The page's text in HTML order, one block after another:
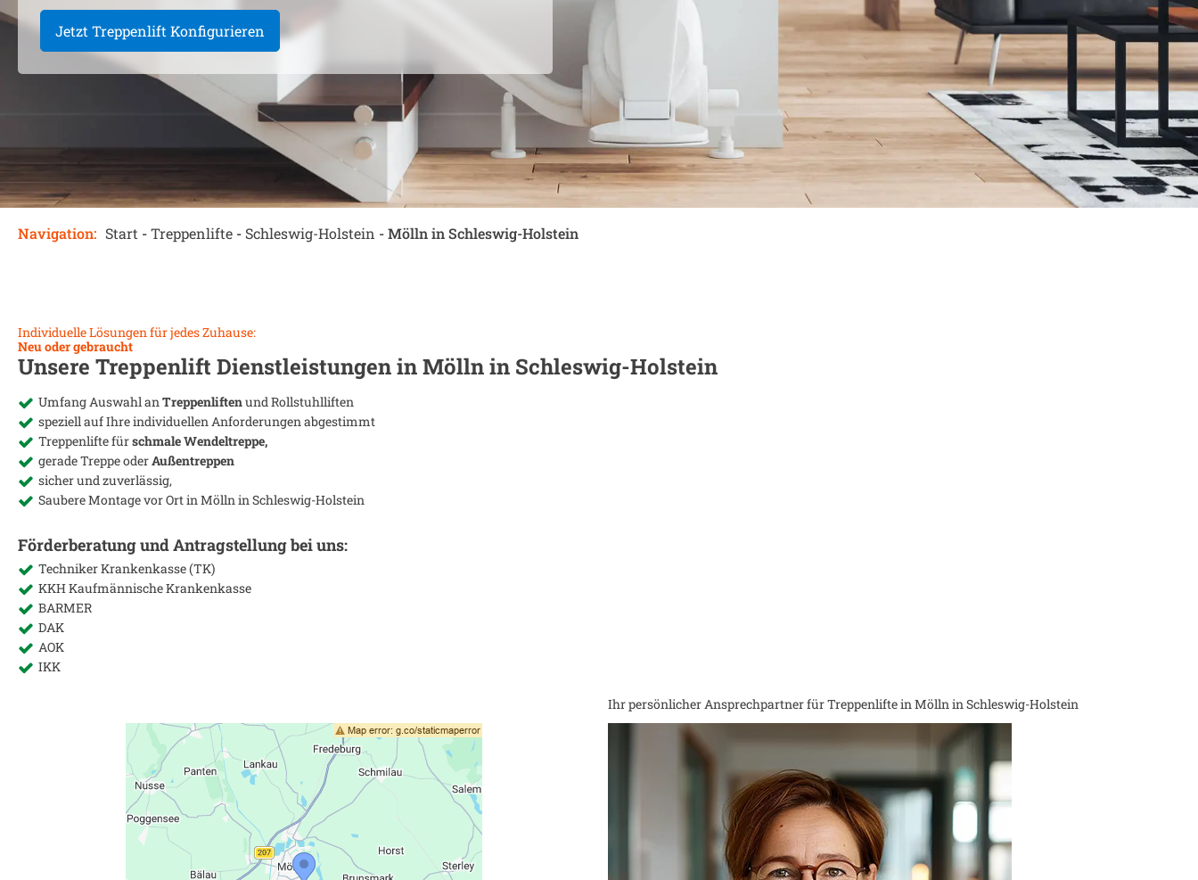
Jetzt Treppenlift Konfigurieren
Navigation: Start -Treppenlifte - Schleswig-Holstein -Mölln in Schleswig-Holstein
Individuelle Lösungen für jedes Zuhause:
Neu oder gebraucht
Unsere Treppenlift Dienstleistungen inMölln in Schleswig-Holstein
Umfang Auswahl an Treppenliftenund Rollstuhlliften
speziell auf Ihre individuellen Anforderungen abgestimmt
Treppenlifte fürschmale Wendeltreppe,
gerade Treppe oderAußentreppen
sicher und zuverlässig,
Saubere Montage vor Ort in Mölln in Schleswig-Holstein
Förderberatung und Antragstellung bei uns:
Techniker Krankenkasse (TK)
KKH Kaufmännische Krankenkasse
BARMER
DAK
AOK
IKK
Ihr persönlicher Ansprechpartner für Treppenlifte in Mölln in Schleswig-Holstein